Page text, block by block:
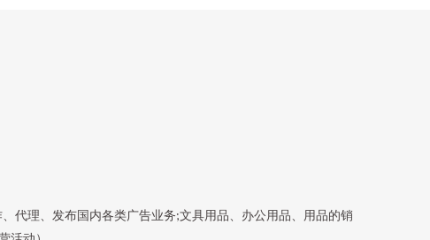
代理、发布国内各类广告业务;文具用品、办公用品、用品的销